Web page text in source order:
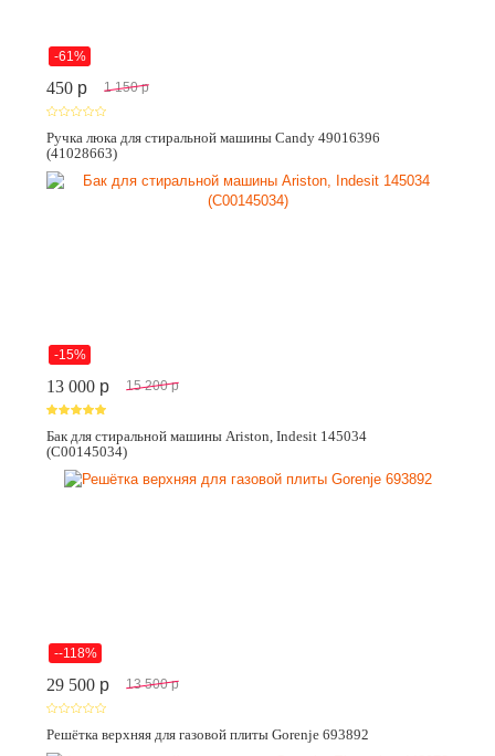
-61%
450 p 1 150 p
Ручка люка для стиральной машины Candy 49016396
(41028663)
-15%
13 000 p 15 200 p
Бак для стиральной машины Ariston, Indesit 145034
(C00145034)
--118%
29 500 p 13 500 p
Решётка верхняя для газовой плиты Gorenje 693892